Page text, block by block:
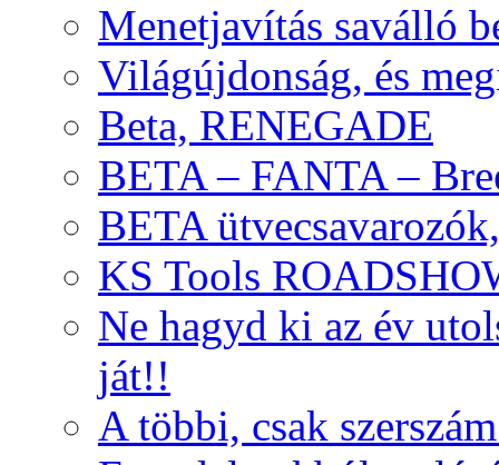
Menetjavítás saválló
Világújdonság, és
Beta, RENEGADE
BETA – FANTA –
BETA
KS Tools
Ne hagyd ki az év
ját!!
A többi, csak